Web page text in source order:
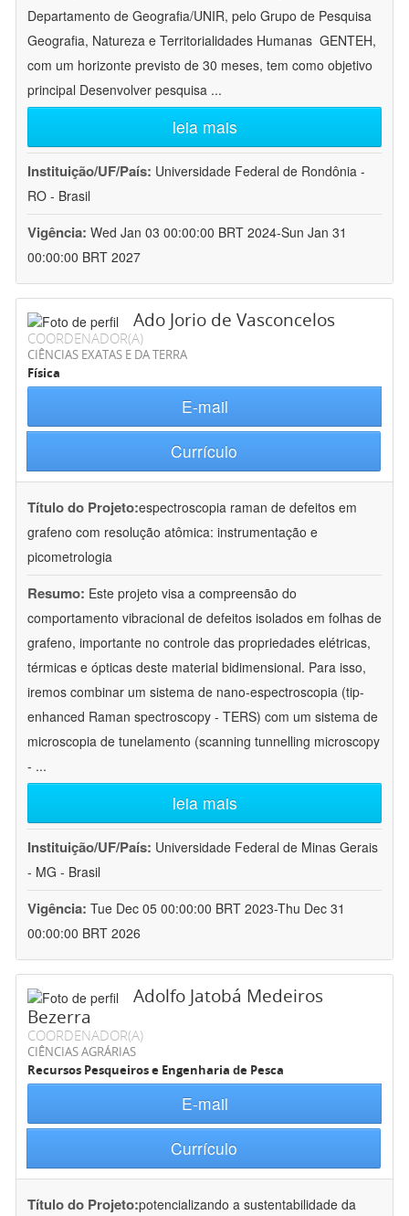
Departamento de Geografia/UNIR, pelo Grupo de Pesquisa
Geografia, Natureza e Territorialidades Humanas  GENTEH,
com um horizonte previsto de 30 meses, tem como objetivo
principal Desenvolver pesquisa ...
leia mais
Instituição/UF/País: Universidade Federal de Rondônia -
RO - Brasil
Vigência: Wed Jan 03 00:00:00 BRT 2024-Sun Jan 31
00:00:00 BRT 2027
Ado Jorio de Vasconcelos
COORDENADOR(A)
CIÊNCIAS EXATAS E DA TERRA
Física
E-mail
Currículo
Título do Projeto:espectroscopia raman de defeitos em
grafeno com resolução atômica: instrumentação e
picometrologia
Resumo: Este projeto visa a compreensão do
comportamento vibracional de defeitos isolados em folhas de
grafeno, importante no controle das propriedades elétricas,
térmicas e ópticas deste material bidimensional. Para isso,
iremos combinar um sistema de nano-espectroscopia (tip-
enhanced Raman spectroscopy - TERS) com um sistema de
microscopia de tunelamento (scanning tunnelling microscopy
- ...
leia mais
Instituição/UF/País: Universidade Federal de Minas Gerais
- MG - Brasil
Vigência: Tue Dec 05 00:00:00 BRT 2023-Thu Dec 31
00:00:00 BRT 2026
Adolfo Jatobá Medeiros
Bezerra
COORDENADOR(A)
CIÊNCIAS AGRÁRIAS
Recursos Pesqueiros e Engenharia de Pesca
E-mail
Currículo
Título do Projeto:potencializando a sustentabilidade da